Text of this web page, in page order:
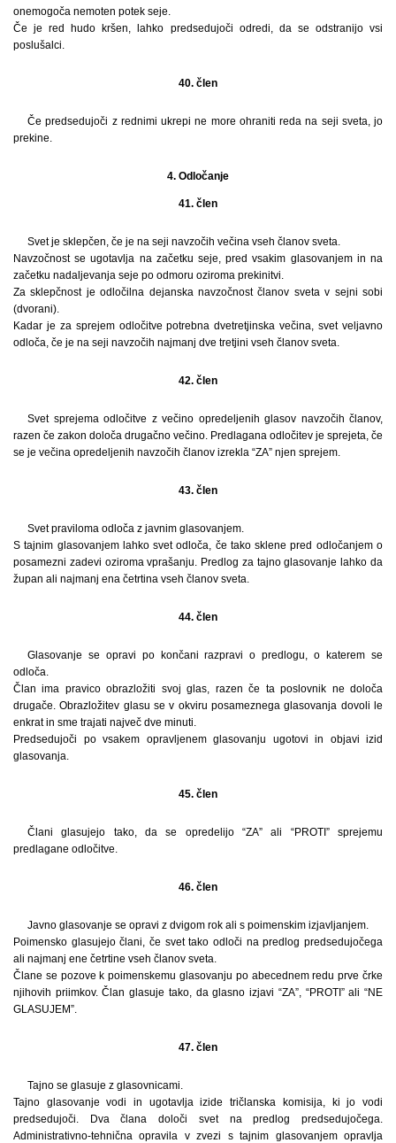
onemogoča nemoten potek seje.
Če je red hudo kršen, lahko predsedujoči odredi, da se odstranijo vsi
poslušalci.
40. člen
Če predsedujoči z rednimi ukrepi ne more ohraniti reda na seji sveta, jo
prekine.
4. Odločanje
41. člen
Svet je sklepčen, če je na seji navzočih večina vseh članov sveta.
Navzočnost se ugotavlja na začetku seje, pred vsakim glasovanjem in na
začetku nadaljevanja seje po odmoru oziroma prekinitvi.
Za sklepčnost je odločilna dejanska navzočnost članov sveta v sejni sobi
(dvorani).
Kadar je za sprejem odločitve potrebna dvetretjinska večina, svet veljavno
odloča, če je na seji navzočih najmanj dve tretjini vseh članov sveta.
42. člen
Svet sprejema odločitve z večino opredeljenih glasov navzočih članov,
razen če zakon določa drugačno večino. Predlagana odločitev je sprejeta, če
se je večina opredeljenih navzočih članov izrekla “ZA” njen sprejem.
43. člen
Svet praviloma odloča z javnim glasovanjem.
S tajnim glasovanjem lahko svet odloča, če tako sklene pred odločanjem o
posamezni zadevi oziroma vprašanju. Predlog za tajno glasovanje lahko da
župan ali najmanj ena četrtina vseh članov sveta.
44. člen
Glasovanje se opravi po končani razpravi o predlogu, o katerem se
odloča.
Član ima pravico obrazložiti svoj glas, razen če ta poslovnik ne določa
drugače. Obrazložitev glasu se v okviru posameznega glasovanja dovoli le
enkrat in sme trajati največ dve minuti.
Predsedujoči po vsakem opravljenem glasovanju ugotovi in objavi izid
glasovanja.
45. člen
Člani glasujejo tako, da se opredelijo “ZA” ali “PROTI” sprejemu
predlagane odločitve.
46. člen
Javno glasovanje se opravi z dvigom rok ali s poimenskim izjavljanjem.
Poimensko glasujejo člani, če svet tako odloči na predlog predsedujočega
ali najmanj ene četrtine vseh članov sveta.
Člane se pozove k poimenskemu glasovanju po abecednem redu prve črke
njihovih priimkov. Član glasuje tako, da glasno izjavi “ZA”, “PROTI” ali “NE
GLASUJEM”.
47. člen
Tajno se glasuje z glasovnicami.
Tajno glasovanje vodi in ugotavlja izide tričlanska komisija, ki jo vodi
predsedujoči. Dva člana določi svet na predlog predsedujočega.
Administrativno-tehnična opravila v zvezi s tajnim glasovanjem opravlja